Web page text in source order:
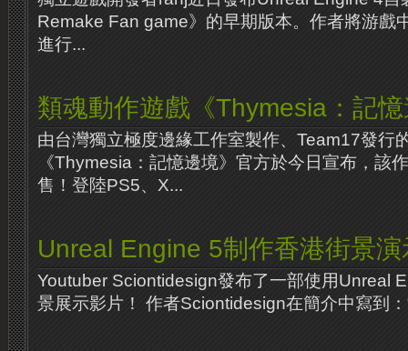
Remake Fan game》的早期版本。作者將游戲
進行...
類魂動作遊戲《Thymesia：記
由台灣獨立極度邊緣工作室製作、Team17發行
《Thymesia：記憶邊境》官方於今日宣布，該
售！登陸PS5、X...
Unreal Engine 5制作香港街景演
Youtuber Sciontidesign發布了一部使用Unreal
景展示影片！ 作者Sciontidesign在簡介中寫到